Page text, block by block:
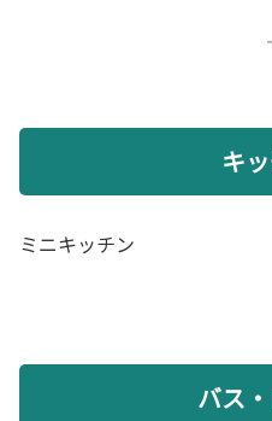
‐
キ
ミニキッチン
バス